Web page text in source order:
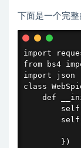
下面是一个完
import
from bs4
import json
class
def
        })